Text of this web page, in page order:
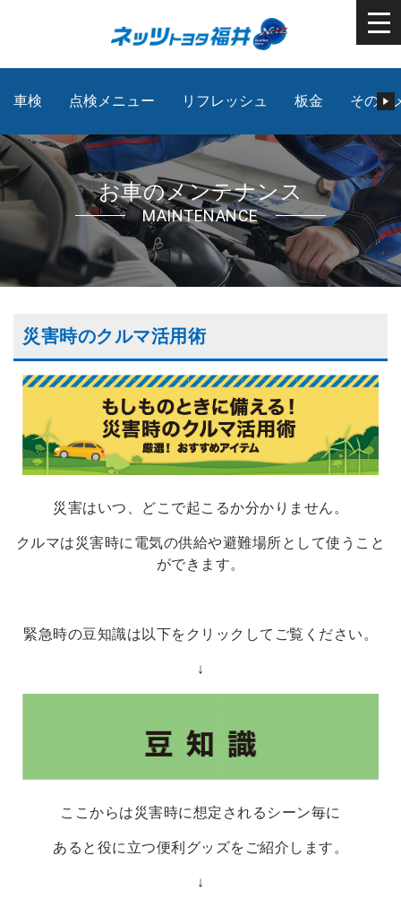
車検 点検メニュー リフレッシュ 板金 その他
お車のメンテナンス
MAINTENANCE
災害時のクルマ活用術
災害はいつ、どこで起こるか分かりません。
クルマは災害時に電気の供給や避難場所として使うこと
ができます。
緊急時の豆知識は以下をクリックしてご覧ください。
↓
ここからは災害時に想定されるシーン毎に
あると役に立つ便利グッズをご紹介します。
↓